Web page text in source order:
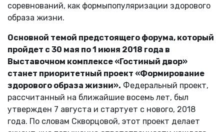
соревнований, как формыпопуляризации здорового
образа жизни.
Основной темой предстоящего форума, который
пройдет с 30 мая по 1 июня 2018 года в
Выставочном комплексе «Гостиный двор»
станет приоритетный проект «Формирование
здорового образа жизни». Федеральный проект,
рассчитанный на ближайшие восемь лет, был
утвержден 7 августа и стартует с нового, 2018
года. По словам Скворцовой, этот проект делает